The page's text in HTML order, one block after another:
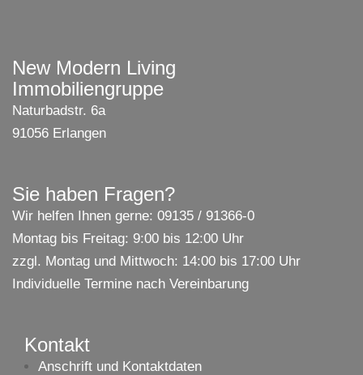
New Modern Living
Immobiliengruppe
Naturbadstr. 6a
91056 Erlangen
Sie haben Fragen?
Wir helfen Ihnen gerne: 09135 / 91366-0
Montag bis Freitag: 9:00 bis 12:00 Uhr
zzgl. Montag und Mittwoch: 14:00 bis 17:00 Uhr
Individuelle Termine nach Vereinbarung
Kontakt
Anschrift und Kontaktdaten